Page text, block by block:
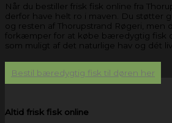
Når du bestiller frisk fisk online fra
derfor have helt ro i maven. Du støtter
og resten af Thorupstrand Røgeri, men
forkæmper for at købe bæredygtig fisk
som muligt af det naturlige hav og dét
Bestil bæredygtig fisk til døren her
Altid frisk fisk online